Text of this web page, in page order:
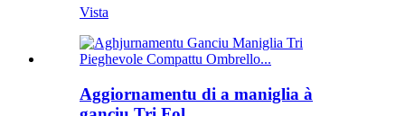
Vista
Aggiornamentu di a maniglia à